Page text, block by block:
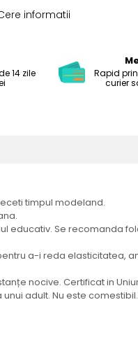
informatii
14 zile
Rapid
curier
timpul modeland.
educativ. Se recomanda
a-i reda elasticitatea,
nocive. Certificat in
adult. Nu este